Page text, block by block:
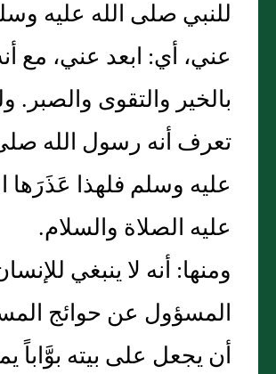
للنبي صلى الله عليه
عني، أي: ابعد عني، مع
بالخير والتقوى والصبر.
تعرف أنه رسول الله
عليه وسلم فلهذا عَذَرَها
عليه الصلاة والسلام.
ومنها: أنه لا ينبغي
المسؤول عن حوائج
أن يجعل على بيته بوَّاباً